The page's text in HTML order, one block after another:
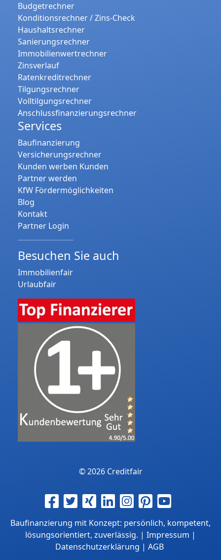
Budgetrechner
Konditionsrechner / Zins-Check
Haushaltsrechner
Sanierungsrechner
Immobilienwertrechner
Zinsverlauf
Ratenkreditrechner
Tilgungsrechner
Volltilgungsrechner
Anschlussfinanzierungsrechner
Services
Baufinanzierung
Versicherungsrechner
Kunden werben Kunden
Partner werden
KfW Fördermöglichkeiten
Blog
Kontakt
Partner Login
Besuchen Sie auch
Immobilienfair
Urlaubfair
© 2026 Creditfair
Baufinanzierung mit Konzept: persönlich, kompetent,
lösungsorientiert, zuverlässig. | Impressum |
Datenschutzerklärung | AGB